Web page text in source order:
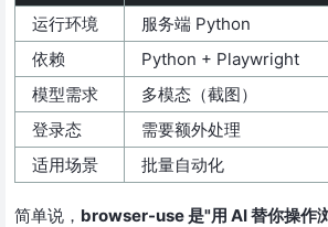
运行环境
服务端 Python
依赖
Python + Playwright
模型需求
多模态（截图）
登录态
需要额外处理
适用场景
批量自动化
简单说， browser-use 是"用 AI 替你操作